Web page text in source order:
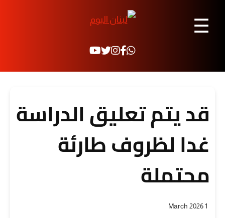
☰
قد يتم تعليق الدراسة
غدا لظروف طارئة
محتملة
1 March 2026